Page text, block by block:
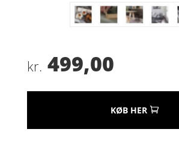
kr. 499,00
KØB HER